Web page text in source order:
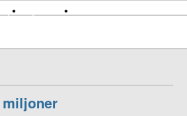
Nyhetsbrev